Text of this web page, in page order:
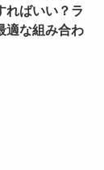
ればいい？ラ
適な組み合わ